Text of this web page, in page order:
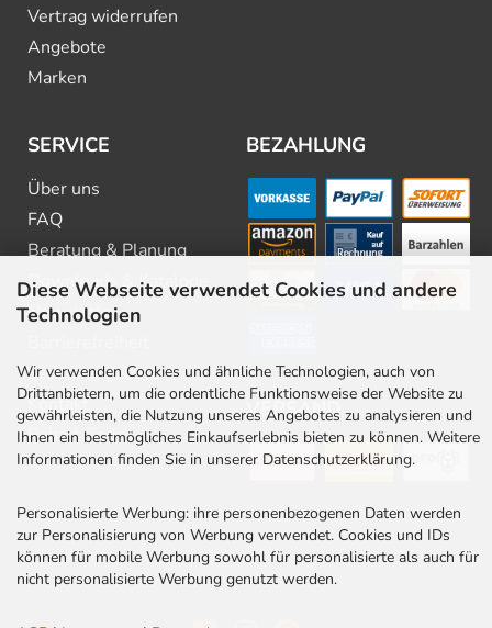
Diese Webseite verwendet Cookies und andere
Technologien
Wir verwenden Cookies und ähnliche Technologien, auch von
Drittanbietern, um die ordentliche Funktionsweise der Website zu
gewährleisten, die Nutzung unseres Angebotes zu analysieren und
Ihnen ein bestmögliches Einkaufserlebnis bieten zu können. Weitere
Informationen finden Sie in unserer Datenschutzerklärung.
Personalisierte Werbung: ihre personenbezogenen Daten werden
zur Personalisierung von Werbung verwendet. Cookies und IDs
können für mobile Werbung sowohl für personalisierte als auch für
nicht personalisierte Werbung genutzt werden.
Vertrag widerrufen
Angebote
Marken
SERVICE
Über uns
FAQ
Beratung & Planung
Downloads & Kataloge
Newsletter
Stellenangebote
Kontakt
Rabatt Codes
BEZAHLUNG
VERSAND